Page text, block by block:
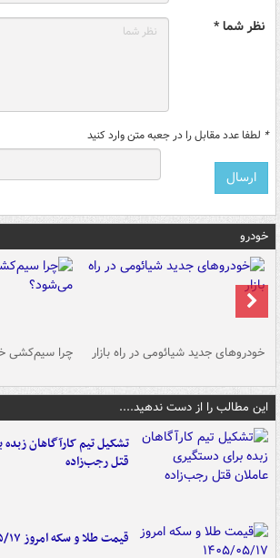
نظر شما *
* لطفا عدد مقابل را در جعبه متن وارد کنید
خودرو
خودروهای جدید شیائومی در راه بازار چرا سیم‌کشی
این مطالب را از دست ندهید....
تشکیل تیم کارآگاهان
قتل رجب‌زاده
قیمت طلا و سکه امروز ۱۴۰۵/۰۵/۱۷